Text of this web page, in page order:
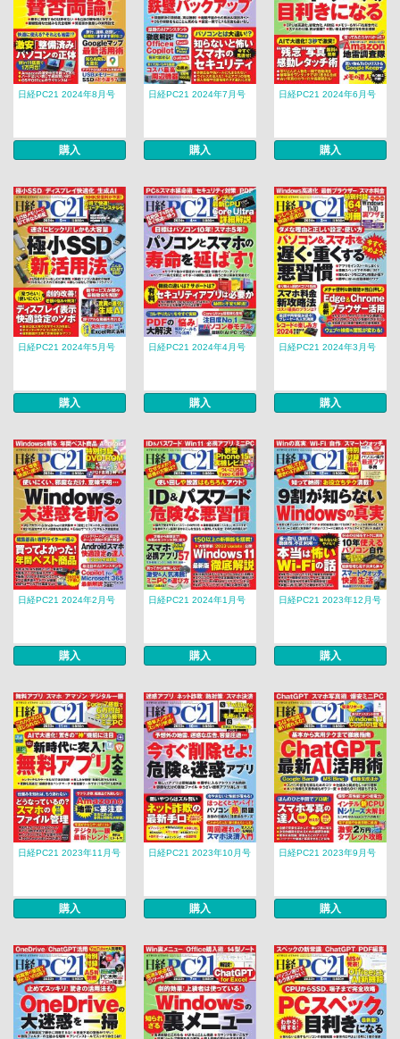
日経PC21 2024年8月号
購入
日経PC21 2024年7月号
購入
日経PC21 2024年6月号
購入
日経PC21 2024年5月号
購入
日経PC21 2024年4月号
購入
日経PC21 2024年3月号
購入
日経PC21 2024年2月号
購入
日経PC21 2024年1月号
購入
日経PC21 2023年12月号
購入
日経PC21 2023年11月号
購入
日経PC21 2023年10月号
購入
日経PC21 2023年9月号
購入